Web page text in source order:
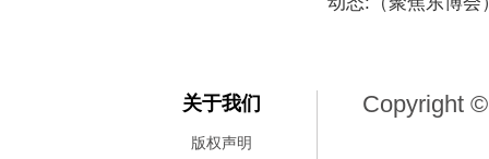
关于我们
版权声明
Copyright